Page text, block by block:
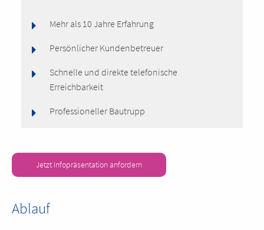
Mehr als 10 Jahre Erfahrung
Persönlicher Kundenbetreuer
Schnelle und direkte telefonische
Erreichbarkeit
Professioneller Bautrupp
Jetzt Infopräsentation anfordern
Ablauf